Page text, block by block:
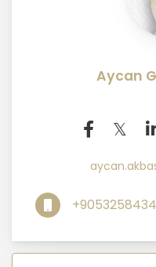
Aycan